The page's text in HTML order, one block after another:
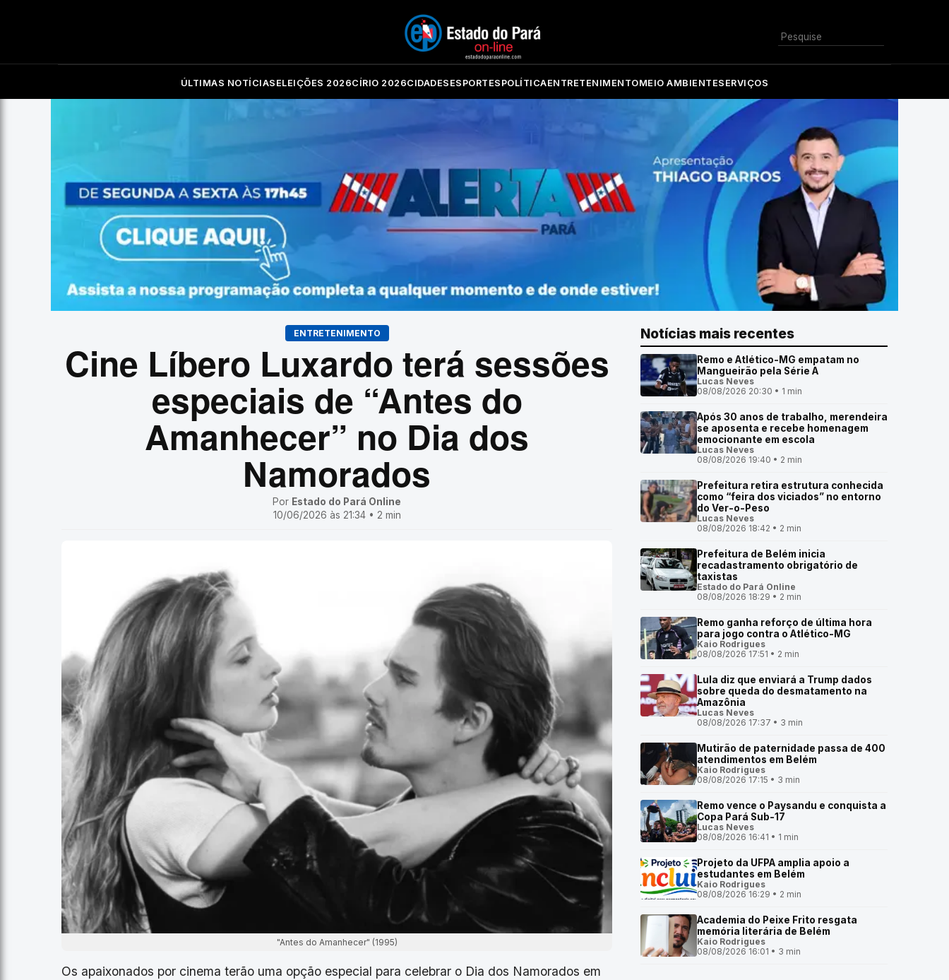
Buscar
ÚLTIMAS NOTÍCIAS ELEIÇÕES 2026CÍRIO 2026CIDADES ESPORTES POLÍTICAENTRETENIMENTOMEIO AMBIENTESERVIÇOS
ENTRETENIMENTO
Cine Líbero Luxardo terá sessões
especiais de “Antes do
Amanhecer” no Dia dos
Namorados
Por Estado do Pará Online
10/06/2026 às 21:34 • 2 min
"Antes do Amanhecer" (1995)
Os apaixonados por cinema terão uma opção especial para celebrar o Dia dos Namorados em
Notícias mais recentes
Remo e Atlético-MG empatam no
Mangueirão pela Série A
Lucas Neves
08/08/2026 20:30 • 1 min
Após 30 anos de trabalho, merendeira
se aposenta e recebe homenagem
emocionante em escola
Lucas Neves
08/08/2026 19:40 • 2 min
Prefeitura retira estrutura conhecida
como “feira dos viciados” no entorno
do Ver-o-Peso
Lucas Neves
08/08/2026 18:42 • 2 min
Prefeitura de Belém inicia
recadastramento obrigatório de
taxistas
Estado do Pará Online
08/08/2026 18:29 • 2 min
Remo ganha reforço de última hora
para jogo contra o Atlético-MG
Kaio Rodrigues
08/08/2026 17:51 • 2 min
Lula diz que enviará a Trump dados
sobre queda do desmatamento na
Amazônia
Lucas Neves
08/08/2026 17:37 • 3 min
Mutirão de paternidade passa de 400
atendimentos em Belém
Kaio Rodrigues
08/08/2026 17:15 • 3 min
Remo vence o Paysandu e conquista a
Copa Pará Sub-17
Lucas Neves
08/08/2026 16:41 • 1 min
Projeto da UFPA amplia apoio a
estudantes em Belém
Kaio Rodrigues
08/08/2026 16:29 • 2 min
Academia do Peixe Frito resgata
memória literária de Belém
Kaio Rodrigues
08/08/2026 16:01 • 3 min